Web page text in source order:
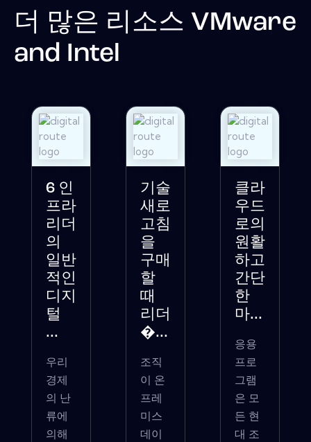
더 많은 리소스 VMware
and Intel
6 인
프라
리더
의
일반
적인
디지
털
...
우리
경제
의 난
류에
의해
기술
새로
고침
을
구매
할
때
리더
�...
조직
이 온
프레
미스
데이
클라
우드
로의
원활
하고
간단
한
마...
응용
프로
그램
은 모
든 현
대 조